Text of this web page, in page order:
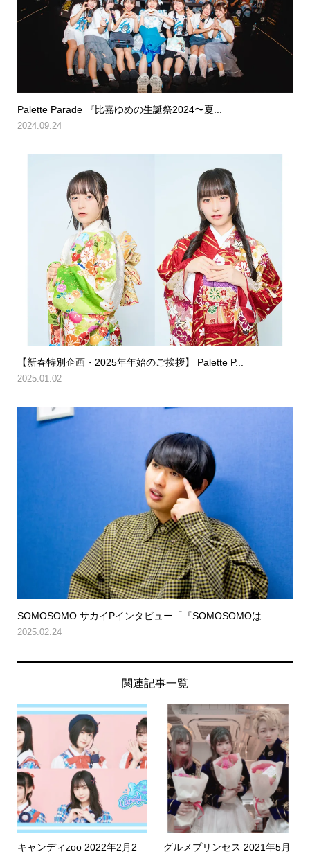
Palette Parade 『比嘉ゆめの生誕祭2024〜夏...
2024.09.24
【新春特別企画・2025年年始のご挨拶】 Palette P...
2025.01.02
SOMOSOMO サカイPインタビュー「『SOMOSOMOは...
2025.02.24
関連記事一覧
キャンディzoo 2022年2月2
グルメプリンセス 2021年5月